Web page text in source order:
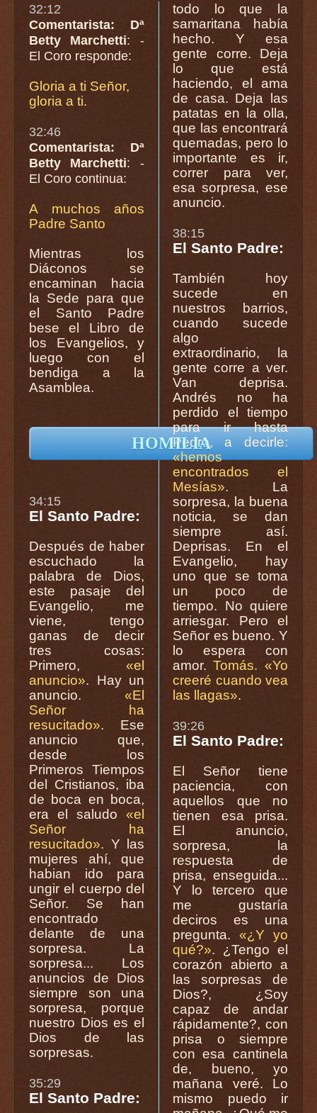
32:12
Comentarista: Dª
Betty Marchetti: -
El Coro responde:
Gloria a ti Señor,
gloria a ti.
32:46
Comentarista: Dª
Betty Marchetti: -
El Coro continua:
A muchos años
Padre Santo
Mientras los
Diáconos se
encaminan hacia
la Sede para que
el Santo Padre
bese el Libro de
los Evangelios, y
luego con el
bendiga a la
Asamblea.
HOMILIA
34:15
El Santo Padre:
Después de haber
escuchado la
palabra de Dios,
este pasaje del
Evangelio, me
viene, tengo
ganas de decir
tres cosas:
Primero, «el
anuncio». Hay un
anuncio. «El
Señor ha
resucitado». Ese
anuncio que,
desde los
Primeros Tiempos
del Cristianos, iba
de boca en boca,
era el saludo «el
Señor ha
resucitado». Y las
mujeres ahí, que
habian ido para
ungir el cuerpo del
Señor. Se han
encontrado
delante de una
sorpresa. La
sorpresa... Los
anuncios de Dios
siempre son una
sorpresa, porque
nuestro Dios es el
Dios de las
sorpresas.
35:29
El Santo Padre:
todo lo que la
samaritana había
hecho. Y esa
gente corre. Deja
lo que está
haciendo, el ama
de casa. Deja las
patatas en la olla,
que las encontrará
quemadas, pero lo
importante es ir,
correr para ver,
esa sorpresa, ese
anuncio.
38:15
El Santo Padre:
También hoy
sucede en
nuestros barrios,
cuando sucede
algo
extraordinario, la
gente corre a ver.
Van deprisa.
Andrés no ha
perdido el tiempo
para ir hasta
Pedro, a decirle:
«hemos
encontrados el
Mesías». La
sorpresa, la buena
noticia, se dan
siempre así.
Deprisas. En el
Evangelio, hay
uno que se toma
un poco de
tiempo. No quiere
arriesgar. Pero el
Señor es bueno. Y
lo espera con
amor. Tomás. «Yo
creeré cuando vea
las llagas».
39:26
El Santo Padre:
El Señor tiene
paciencia, con
aquellos que no
tienen esa prisa.
El anuncio,
sorpresa, la
respuesta de
prisa, enseguida...
Y lo tercero que
me gustaría
deciros es una
pregunta. «¿Y yo
qué?». ¿Tengo el
corazón abierto a
las sorpresas de
Dios?, ¿Soy
capaz de andar
rápidamente?, con
prisa o siempre
con esa cantinela
de, bueno, yo
mañana veré. Lo
mismo puedo ir